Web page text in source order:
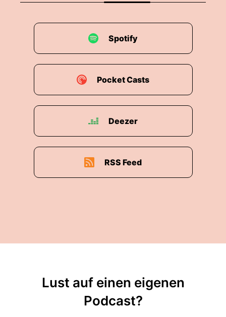
Spotify
Pocket Casts
Deezer
RSS Feed
Lust auf einen eigenen
Podcast?